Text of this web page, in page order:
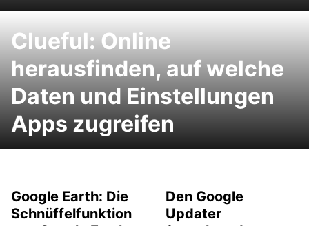
Clueful: Online
herausfinden, auf welche
Daten und Einstellungen
Apps zugreifen
Google Earth: Die
Schnüffelfunktion
Den Google
Updater